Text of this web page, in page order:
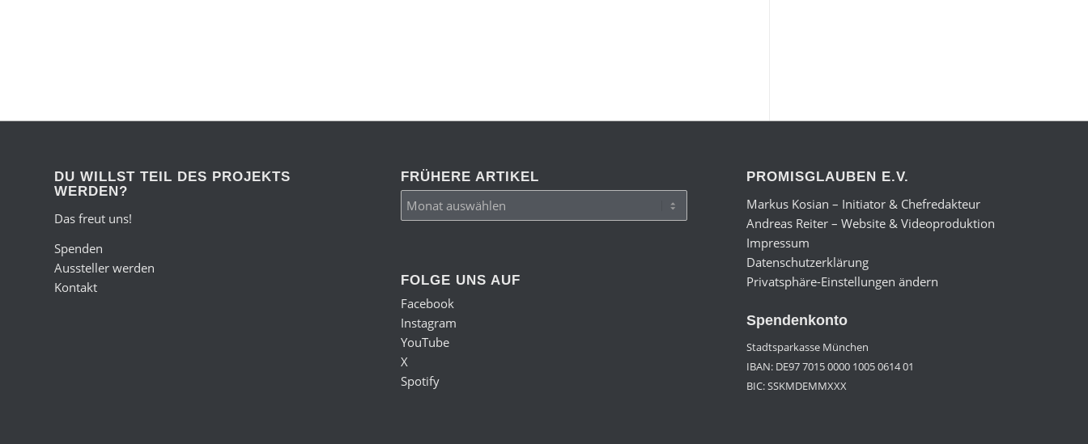
DU WILLST TEIL DES PROJEKTS
WERDEN?
Das freut uns!
Spenden
Aussteller werden
Kontakt
FRÜHERE ARTIKEL
FOLGE UNS AUF
Facebook
Instagram
YouTube
X
Spotify
PROMISGLAUBEN E.V.
Markus Kosian – Initiator & Chefredakteur
Andreas Reiter – Website & Videoproduktion
Impressum
Datenschutzerklärung
Privatsphäre-Einstellungen ändern
Spendenkonto
Stadtsparkasse München
IBAN: DE97 7015 0000 1005 0614 01
BIC: SSKMDEMMXXX